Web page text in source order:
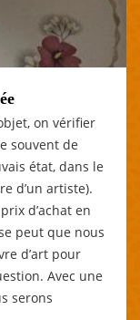
on vérifier
souvent de
état, dans le
d’un artiste).
d’achat en
peut que nous
d’art pour
Avec une
serons